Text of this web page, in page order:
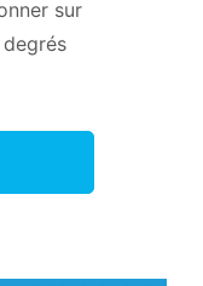
sur